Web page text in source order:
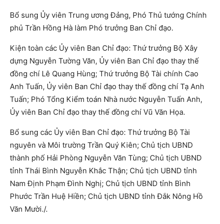
Bổ sung Ủy viên Trung ương Đảng, Phó Thủ tướng Chính
phủ Trần Hồng Hà làm Phó trưởng Ban Chỉ đạo.
Kiện toàn các Ủy viên Ban Chỉ đạo: Thứ trưởng Bộ Xây
dựng Nguyễn Tường Văn, Ủy viên Ban Chỉ đạo thay thế
đồng chí Lê Quang Hùng; Thứ trưởng Bộ Tài chính Cao
Anh Tuấn, Ủy viên Ban Chỉ đạo thay thế đồng chí Tạ Anh
Tuấn; Phó Tổng Kiểm toán Nhà nước Nguyễn Tuấn Anh,
Ủy viên Ban Chỉ đạo thay thế đồng chí Vũ Văn Họa.
Bổ sung các Ủy viên Ban Chỉ đạo: Thứ trưởng Bộ Tài
nguyên và Môi trường Trần Quý Kiên; Chủ tịch UBND
thành phố Hải Phòng Nguyễn Văn Tùng; Chủ tịch UBND
tỉnh Thái Bình Nguyễn Khắc Thận; Chủ tịch UBND tỉnh
Nam Định Phạm Đình Nghị; Chủ tịch UBND tỉnh Bình
Phước Trần Huệ Hiền; Chủ tịch UBND tỉnh Đắk Nông Hồ
Văn Mười./.